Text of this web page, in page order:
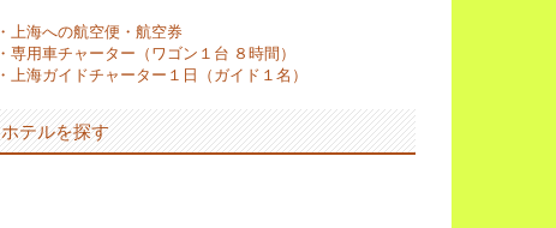
・ 上海への航空便・航空券
・ 専用車チャーター（ワゴン１台 ８時間）
・ 上海ガイドチャーター１日（ガイド１名）
ホテルを探す